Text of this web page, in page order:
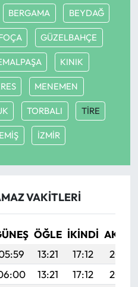
BERGAMA BEYDAĞ
GÜZELBAHÇE
KINIK
MENEMEN
TORBALI TİRE
İZMİR
VAKITLERI
ÖĞLE İKINDI
13:21 17:12
20:33
13:21 17:12
20:32